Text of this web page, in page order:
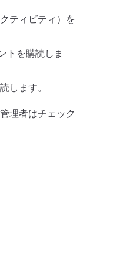
ティビティ）を
トを購読しま
します。
理者はチェック